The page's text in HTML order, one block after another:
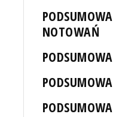
NOTOWAŃ